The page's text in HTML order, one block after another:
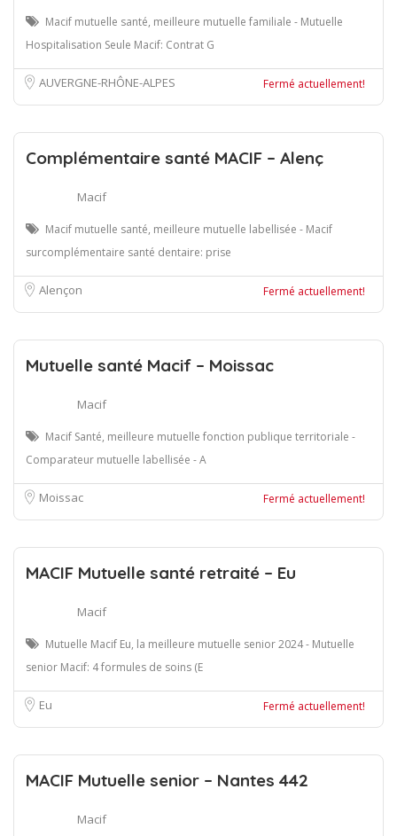
Macif mutuelle santé, meilleure mutuelle familiale - Mutuelle
Hospitalisation Seule Macif: Contrat G
AUVERGNE-RHÔNE-ALPES Fermé actuellement!
Complémentaire santé MACIF – Alenç
Macif
Macif mutuelle santé, meilleure mutuelle labellisée - Macif
surcomplémentaire santé dentaire: prise
Alençon Fermé actuellement!
Mutuelle santé Macif – Moissac
Macif
Macif Santé, meilleure mutuelle fonction publique territoriale -
Comparateur mutuelle labellisée - A
Moissac Fermé actuellement!
MACIF Mutuelle santé retraité – Eu
Macif
Mutuelle Macif Eu, la meilleure mutuelle senior 2024 - Mutuelle
senior Macif: 4 formules de soins (E
Eu Fermé actuellement!
MACIF Mutuelle senior – Nantes 442
Macif